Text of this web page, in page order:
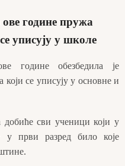
године пружа
уписују у школе
године обезбедила је
се уписују у основне и
сви ученици који у
у први разред било које